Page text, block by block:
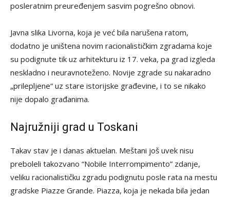
posleratnim preuređenjem sasvim pogrešno obnovi.
Javna slika Livorna, koja je već bila narušena ratom,
dodatno je uništena novim racionalističkim zgradama koje
su podignute tik uz arhitekturu iz 17. veka, pa grad izgleda
neskladno i neuravnoteženo. Novije zgrade su nakaradno
„prilepljene“ uz stare istorijske građevine, i to se nikako
nije dopalo građanima.
Najružniji grad u Toskani
Takav stav je i danas aktuelan. Meštani još uvek nisu
preboleli takozvano “Nobile Interrompimento” zdanje,
veliku racionalističku zgradu podignutu posle rata na mestu
gradske Piazze Grande. Piazza, koja je nekada bila jedan